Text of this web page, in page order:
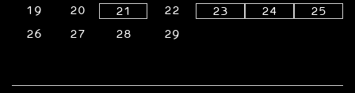
19
20 21 22 23 24
25
26
27 28 29